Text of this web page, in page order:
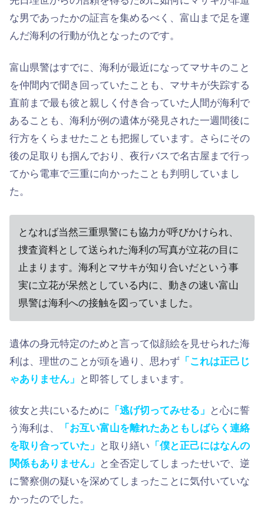
な男であったかの証言を集めるべく、富山まで足を運
んだ海利の行動が仇となったのです。
富山県警はすでに、海利が最近になってマサキのこと
を仲間内で聞き回っていたことも、マサキが失踪する
直前まで最も彼と親しく付き合っていた人間が海利で
あることも、海利が例の遺体が発見された一週間後に
行方をくらませたことも把握しています。さらにその
後の足取りも掴んでおり、夜行バスで名古屋まで行っ
てから電車で三重に向かったことも判明していまし
た。
となれば当然三重県警にも協力が呼びかけられ、
捜査資料として送られた海利の写真が立花の目に
止まります。海利とマサキが知り合いだという事
実に立花が呆然としている内に、動きの速い富山
県警は海利への接触を図っていました。
遺体の身元特定のためと言って似顔絵を見せられた海
利は、理世のことが頭を過り、思わず 「これは正己じ
ゃありません」
と即答してしまいます。
彼女と共にいるために 「逃げ切ってみせる」
と心に誓
う海利は、
「お互い富山を離れたあともしばらく連絡
を取り合っていた」
と取り繕い 「 僕と正己にはなんの
関係もありません」
と全否定してしまったせいで、逆
に警察側の疑いを深めてしまったことに気付いていな
かったのでした。